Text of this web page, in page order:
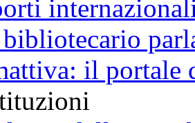
il portale